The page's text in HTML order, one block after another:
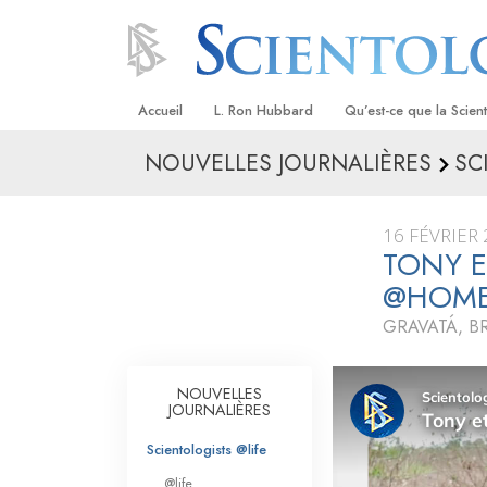
Accueil L. Ron Hubbard Qu’est-ce que la
Croyances et pratiques
Les scientologues et
Rencontrez un
À l’intérieur d’une
Les principes de base
Scientologie
La Dianétique : Une
NOUVELLES JOURNALIÈRES
16 FÉVRIER
TONY
GRAVATÁ,
NOUVELLES
JOURNALIÈRES
Scientologists @life